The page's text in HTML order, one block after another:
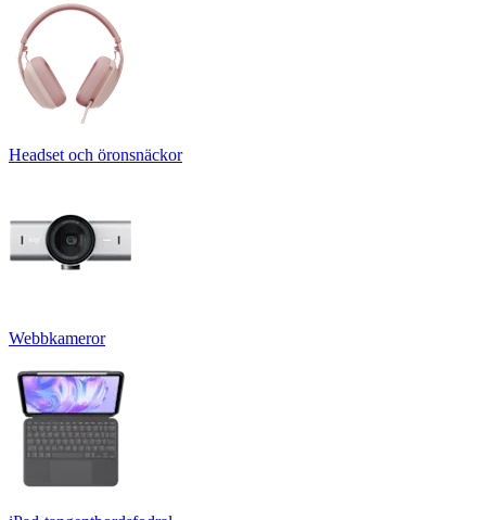
Headset och öronsnäckor
Webbkameror